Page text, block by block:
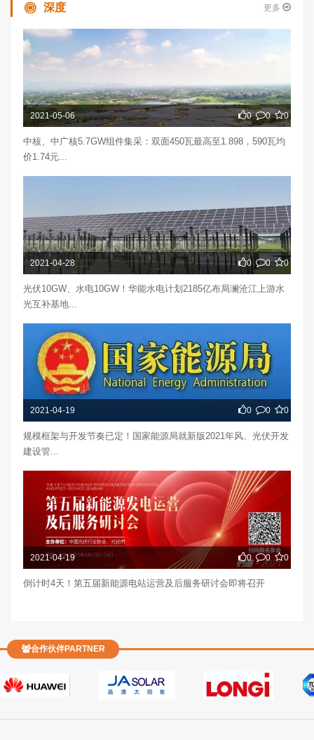
深度 更多
2021-05-06 0 0 0
中核、中广核5.7GW组件集采：双面450瓦最高至1.898，590瓦均
价1.74元...
2021-04-28 0 0 0
光伏10GW、水电10GW！华能水电计划2185亿布局澜沧江上游水
光互补基地...
2021-04-19 0 0 0
规模框架与开发节奏已定！国家能源局就新版2021年风、光伏开发
建设管...
2021-04-19 0 0 0
倒计时4天！第五届新能源电站运营及后服务研讨会即将召开
合作伙伴PARTNER